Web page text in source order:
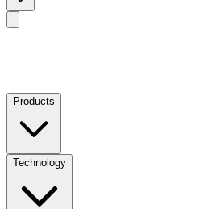
Products
Technology